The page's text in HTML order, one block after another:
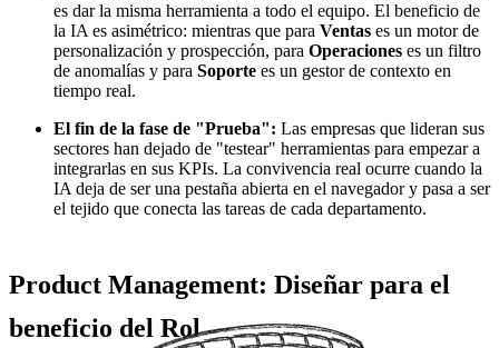
es dar la misma herramienta a todo el equipo. El beneficio de
la IA es asimétrico: mientras que para Ventas es un motor de
personalización y prospección, para Operaciones es un filtro
de anomalías y para Soporte es un gestor de contexto en
tiempo real.
El fin de la fase de "Prueba": Las empresas que lideran sus
sectores han dejado de "testear" herramientas para empezar a
integrarlas en sus KPIs. La convivencia real ocurre cuando la
IA deja de ser una pestaña abierta en el navegador y pasa a ser
el tejido que conecta las tareas de cada departamento.
Product Management: Diseñar para el
beneficio del Rol